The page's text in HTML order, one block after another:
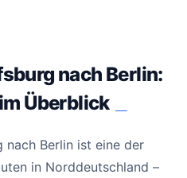
nach Berlin:
Überblick
nach Berlin ist eine der
in Norddeutschland –